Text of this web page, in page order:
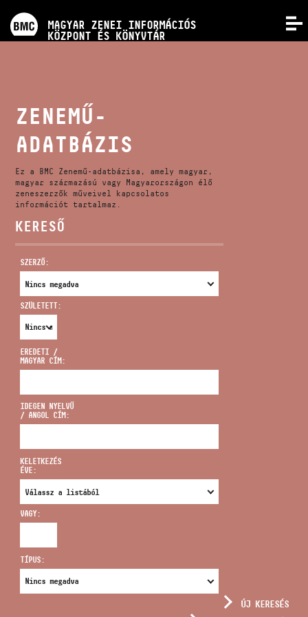
MAGYAR ZENEI INFORMÁCIÓS
KÖZPONT ÉS KÖNYVTÁR
KÉPZÉSEK
KIADVÁNYOK
RÓLUNK
VIDEÓ GALÉRIA
CÍM
infokozpont@bmc.hu
TELEFON
NYITVA TARTÁS
ZENEMŰ-
ADATBÁZIS
Ez a BMC Zenemű-adatbázisa, amely magyar,
magyar származású vagy Magyarországon élő
zeneszerzők műveivel kapcsolatos
információt tartalmaz.
KERESŐ
SZERZŐ:
SZÜLETETT:
EREDETI /
MAGYAR CÍM:
IDEGEN NYELVŰ
/ ANGOL CÍM:
KELETKEZÉS
ÉVE:
VAGY:
TÍPUS:
ÚJ KERESÉS